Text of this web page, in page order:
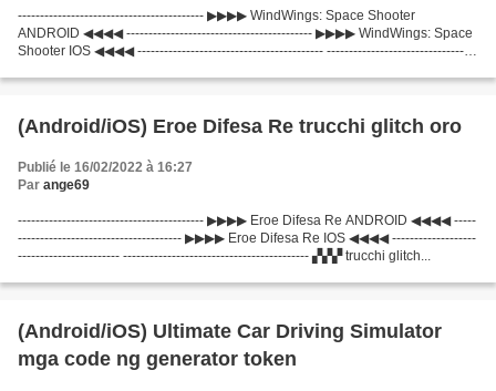
------------------------------------------ ▶▶▶▶ WindWings: Space Shooter
ANDROID ◀◀◀◀ ------------------------------------------ ▶▶▶▶ WindWings: Space
Shooter IOS ◀◀◀◀ ------------------------------------------ ----------------------------------
(Android/iOS) Eroe Difesa Re trucchi glitch oro
Publié le 16/02/2022 à 16:27
Par ange69
------------------------------------------ ▶▶▶▶ Eroe Difesa Re ANDROID ◀◀◀◀ -----
------------------------------------- ▶▶▶▶ Eroe Difesa Re IOS ◀◀◀◀ -------------------
----------------------- ------------------------------------------ ▞▞▞ trucchi glitch...
(Android/iOS) Ultimate Car Driving Simulator
mga code ng generator token